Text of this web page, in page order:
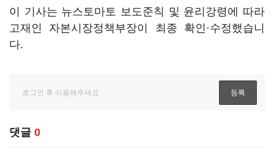
이 기사는 뉴스토마토 보도준칙 및 윤리강령에 따라
고재인 자본시장정책부장이 최종 확인·수정했습니
다.
댓글 0